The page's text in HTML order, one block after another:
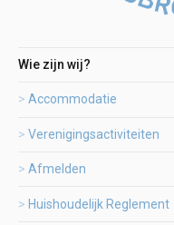
Wie zijn wij?
Accommodatie
Verenigingsactiviteiten
Afmelden
Huishoudelijk Reglement